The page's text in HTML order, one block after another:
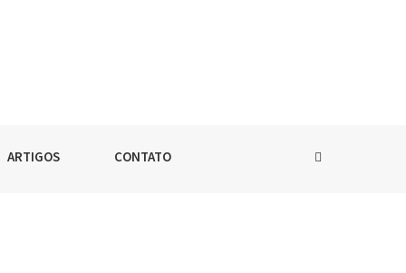
ARTIGOS CONTATO